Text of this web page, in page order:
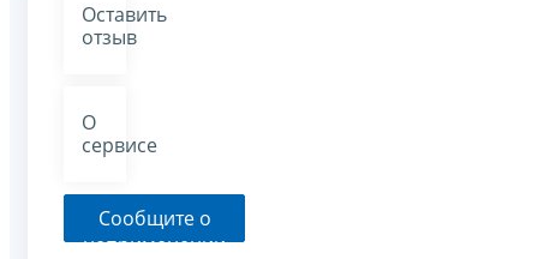
Оставить
отзыв
О
сервисе
Сообщите о
неприменении